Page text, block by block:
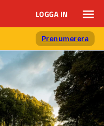
LOGGA IN
Prenumerera